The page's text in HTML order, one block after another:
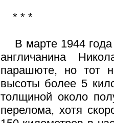
* * *
В марте 1944 года
англичанина
парашюте, но тот
высоты более 5
толщиной около
перелома, хотя